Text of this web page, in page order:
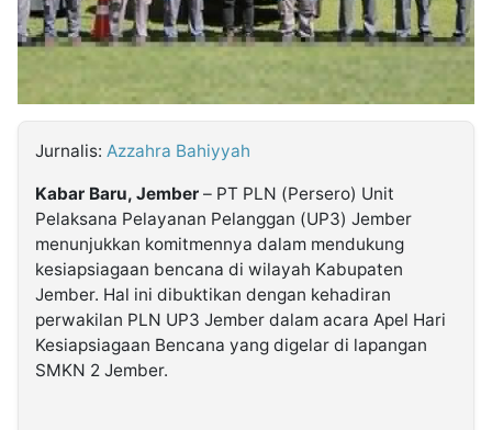
Follow
Kabarbaru
Kabarbaru.co
2026
Jurnalis: Azzahra Bahiyyah
Kabar Baru, Jember – PT PLN (Persero) Unit
Pelaksana Pelayanan Pelanggan (UP3) Jember
menunjukkan komitmennya dalam mendukung
kesiapsiagaan bencana di wilayah Kabupaten
Jember. Hal ini dibuktikan dengan kehadiran
perwakilan PLN UP3 Jember dalam acara Apel Hari
Kesiapsiagaan Bencana yang digelar di lapangan
SMKN 2 Jember.